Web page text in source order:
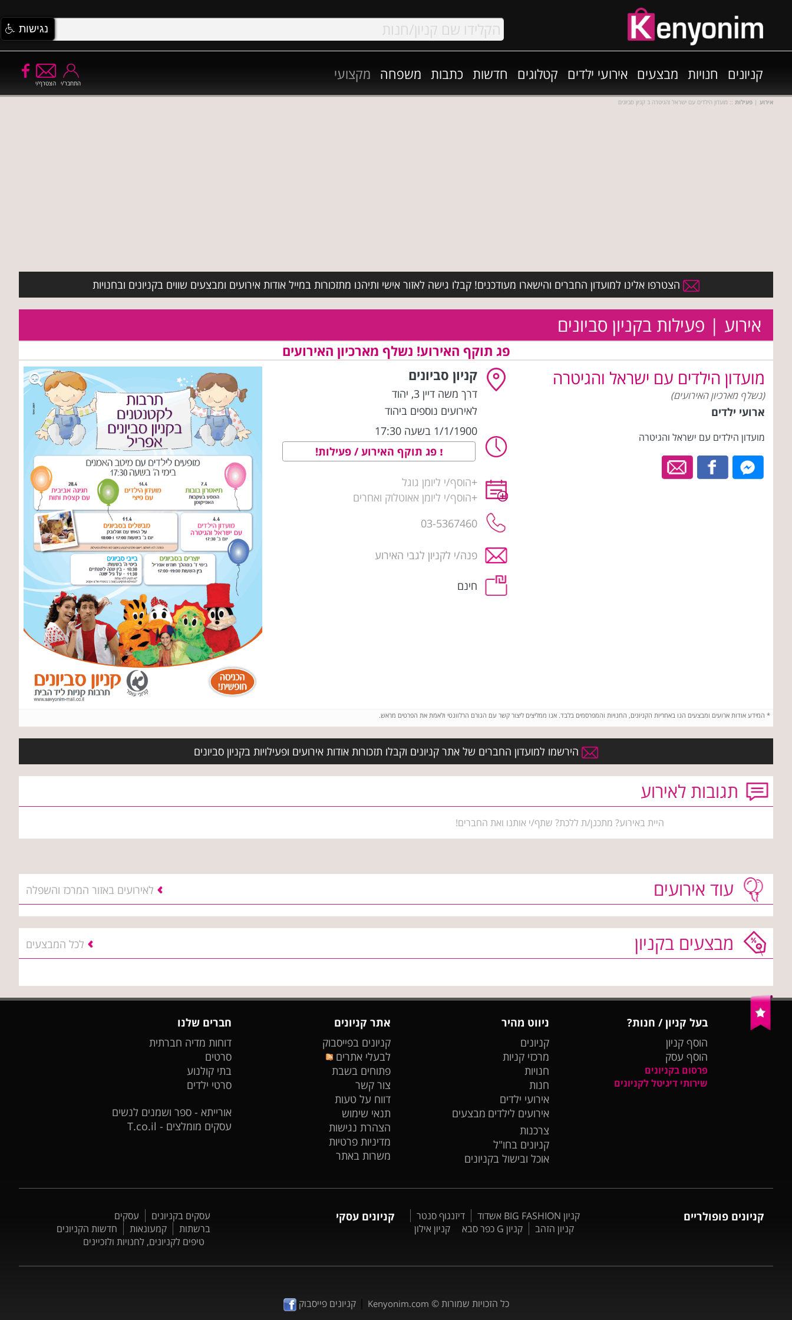
קניונים חנויות מבצעים אירועי ילדים קטלוגים חדשות כתבות משפחה מקצועי
הצטרף/י התחבר/י
אירוע | פעילות :: מועדון הילדים עם ישראל והגיטרה ב קניון סביונים
הצטרפו אלינו למועדון החברים והישארו מעודכנים! קבלו גישה לאזור אישי ותיהנו מתזכורות במייל אודות אירועים ומבצעים שווים בקניונים ובחנויות
אירוע | פעילות בקניון סביונים
פג תוקף האירוע! נשלף מארכיון האירועים
מועדון הילדים עם ישראל והגיטרה
(נשלף מארכיון האירועים)
ארועי ילדים
מועדון הילדים עם ישראל והגיטרה
קניון סביונים
דרך משה דיין 3 , יהוד
לאירועים נוספים ביהוד
1/1/1900 בשעה 17:30
פג תוקף האירוע / פעילות!
+הוסף/י ליומן גוגל
+הוסף/י ליומן אאוטלוק ואחרים
03-5367460
פנה/י לקניון לגבי האירוע
חינם
* המידע אודות ארועים ומבצעים הנו באחריות הקניונים, החנויות והמפרסמים בלבד. אנו ממליצים ליצור קשר עם הגורם הרלוונטי ולאמת את הפרטים מראש.
הירשמו למועדון החברים של אתר קניונים וקבלו תזכורות אודות אירועים ופעילויות בקניון סביונים
תגובות לאירוע
היית באירוע? מתכנן/ת ללכת? שתף/י אותנו ואת החברים!
עוד אירועים לאירועים באזור המרכז והשפלה
מבצעים בקניון לכל המבצעים
בעל קניון / חנות?
הוסף קניון
הוסף עסק
פרסום בקניונים
שירותי דיגיטל לקניונים
ניווט מהיר
קניונים
מרכזי קניות
חנויות
חנות
אירועי ילדים
אירועים לילדים מבצעים
צרכנות
קניונים בחו"ל
אוכל ובישול בקניונים
אתר קניונים
קניונים בפייסבוק
לבעלי אתרים
פתוחים בשבת
צור קשר
דווח על טעות
תנאי שימוש
הצהרת נגישות
מדיניות פרטיות
משרות באתר
חברים שלנו
דוחות מדיה חברתית
סרטים
בתי קולנוע
סרטי ילדים
אורייתא - ספר ושמנים לנשים
עסקים מומלצים - T.co.il
קניונים פופולריים קניון BIG FASHION אשדוד
דיזנגוף סנטר
קניון הזהב
קניון G כפר סבא קניון אילון
קניונים עסקי עסקים בקניונים
עסקים
ברשתות
קמעונאות
חדשות הקניונים
טיפים לקניונים, לחנויות ולזכיינים
כל הזכויות שמורות © Kenyonim.com
|קניונים פייסבוק
נגישות